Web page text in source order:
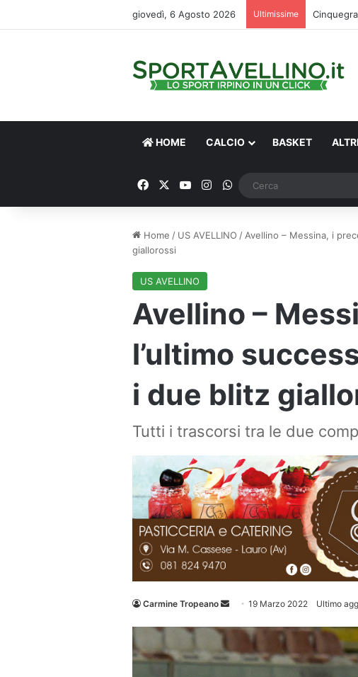
giovedì, 6 Agosto 2026 Ultimissime
HOME CALCIO BASKET
FacebookYou TubeInstagram
WhatsApp
Home / US AVELLINO / Avellino – Messina, i
giallorossi
US AVELLINO
Avellino –
l’ultimo
i due blitz
Tutti i trascorsi tra le due
Carmine Tropeano
Invia 19 Marzo 2022 Ultimo